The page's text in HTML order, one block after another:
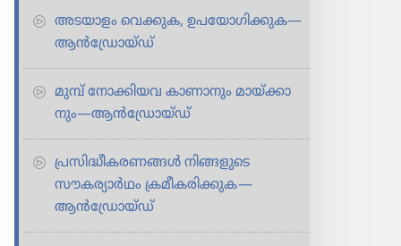
അടയാളം വെക്കുക, ഉപയോഗിക്കുക—
ആൻഡ്രോയ്‌ഡ്‌
മുമ്പ്‌ നോക്കി​യവ കാണാ​നും മായ്‌ക്കാ​
നും—ആൻഡ്രോയ്‌ഡ്‌
പ്രസിദ്ധീകരണങ്ങൾ നിങ്ങളു​ടെ
സൗകര്യാർഥം ക്രമീ​ക​രി​ക്കു​ക—
ആൻഡ്രോയ്‌ഡ്‌